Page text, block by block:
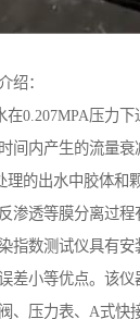
绍：
在0.207MPA压力
间内产生的流量衰
理的出水中胶体和
渗透等膜分离过程
指数测试仪具有安
差小等优点。该仪
、压力表、A式快